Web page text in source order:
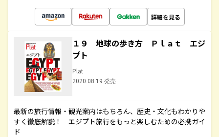
詳細を見る
１９ 地球の歩き方 Ｐｌａｔ エジ
プト
Plat
2020.08.19 発売
最新の旅行情報・観光案内はもちろん、歴史・文化もわかりや
すく徹底解説！ エジプト旅行をもっと楽しむための必携ガイ
ド